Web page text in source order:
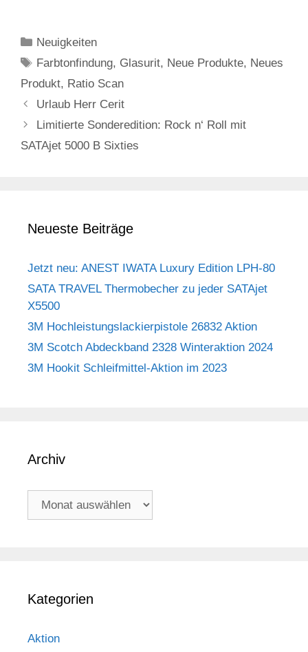
Kategorien
Neuigkeiten
Schlagwörter
Farbtonfindung, Glasurit, Neue Produkte, Neues
Produkt, Ratio Scan
Urlaub Herr Cerit
Limitierte Sonderedition: Rock n‘ Roll mit
SATAjet 5000 B Sixties
Neueste Beiträge
Jetzt neu: ANEST IWATA Luxury Edition LPH-80
SATA TRAVEL Thermobecher zu jeder SATAjet
X5500
3M Hochleistungslackierpistole 26832 Aktion
3M Scotch Abdeckband 2328 Winteraktion 2024
3M Hookit Schleifmittel-Aktion im 2023
Archiv
Archiv
Kategorien
Aktion